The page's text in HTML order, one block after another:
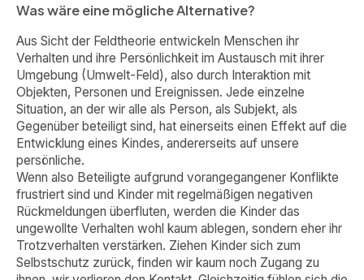
Was wäre eine mögliche Alternative?
Aus Sicht der Feldtheorie entwickeln Menschen ihr
Verhalten und ihre Persönlichkeit im Austausch mit ihrer
Umgebung (Umwelt-Feld), also durch Interaktion mit
Objekten, Personen und Ereignissen. Jede einzelne
Situation, an der wir alle als Person, als Subjekt, als
Gegenüber beteiligt sind, hat einerseits einen Effekt auf die
Entwicklung eines Kindes, andererseits auf unsere
persönliche.
Wenn also Beteiligte aufgrund vorangegangener Konflikte
frustriert sind und Kinder mit regelmäßigen negativen
Rückmeldungen überfluten, werden die Kinder das
ungewollte Verhalten wohl kaum ablegen, sondern eher ihr
Trotzverhalten verstärken. Ziehen Kinder sich zum
Selbstschutz zurück, finden wir kaum noch Zugang zu